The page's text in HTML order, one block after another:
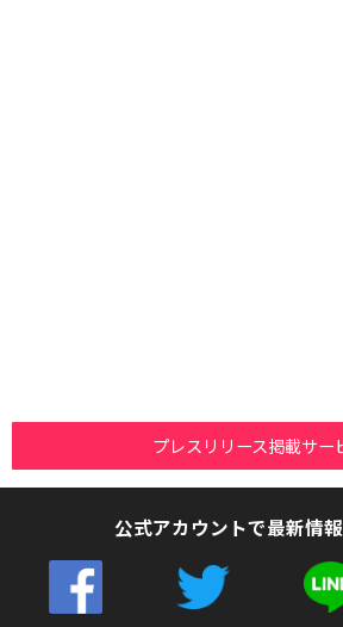
プレスリリース掲載サー
公式アカウントで最新情報